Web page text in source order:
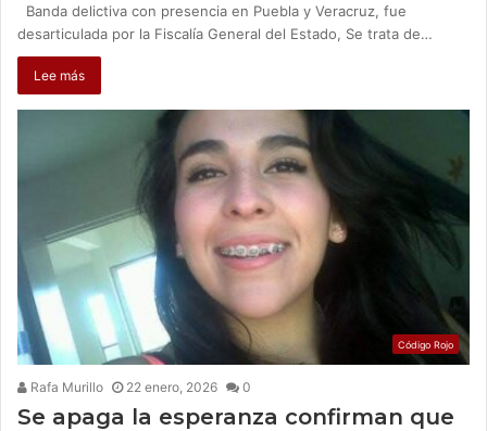
Banda delictiva con presencia en Puebla y Veracruz, fue
desarticulada por la Fiscalía General del Estado, Se trata de…
Lee más
Código Rojo
Rafa Murillo 22 enero, 2026 0
Se apaga la esperanza confirman que